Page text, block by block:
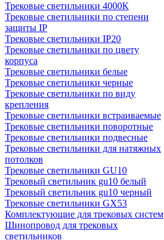
Трековые светильники 4000К
Трековые светильники по степени
защиты IP
Трековые светильники IP20
Трековые светильники по цвету
корпуса
Трековые светильники белые
Трековые светильники черные
Трековые светильники по виду
крепления
Трековые светильники встраиваемые
Трековые светильники поворотные
Трековые светильники подвесные
Трековые светильники для натяжных
потолков
Трековые светильники GU10
Трековый светильник gu10 белый
Трековый светильник gu10 черный
Трековые светильники GX53
Комплектующие для трековых систем
Шинопровод для трековых
светильников